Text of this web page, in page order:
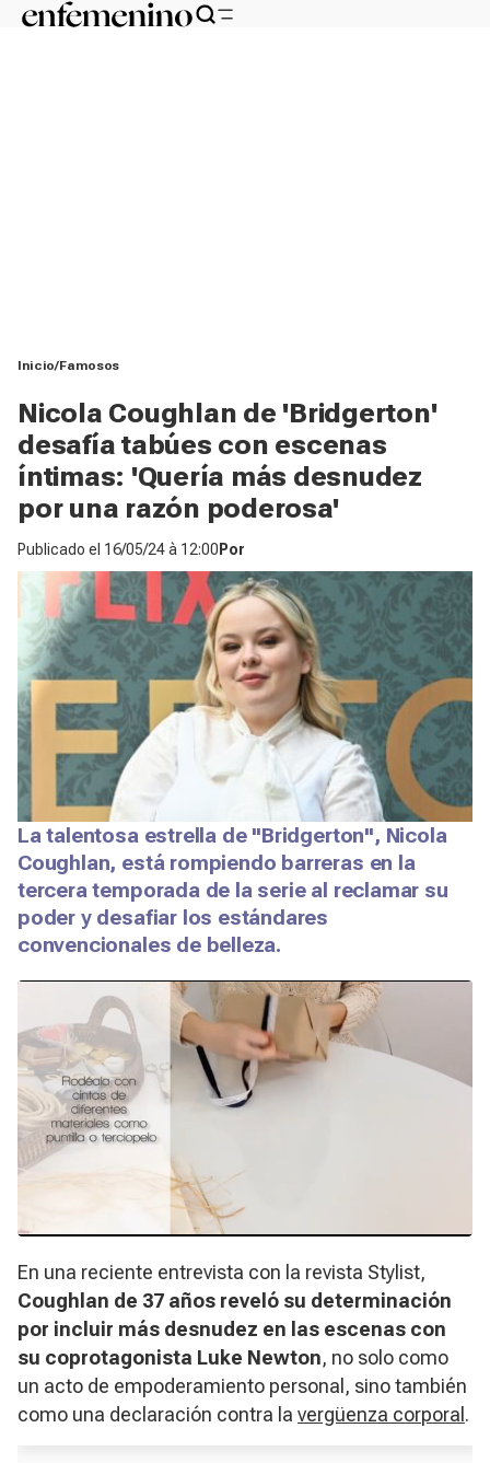
Inicio Famosos
Nicola Coughlan de 'Bridgerton'
desafía tabúes con escenas
íntimas: 'Quería más desnudez
por una razón poderosa'
Publicado el 16/05/24 à 12:00 Por
La talentosa estrella de "Bridgerton", Nicola
Coughlan, está rompiendo barreras en la
tercera temporada de la serie al reclamar su
poder y desafiar los estándares
convencionales de belleza.
En una reciente entrevista con la revista Stylist,
Coughlan de 37 años reveló su determinación
por incluir más desnudez en las escenas con
su coprotagonista Luke Newton, no solo como
un acto de empoderamiento personal, sino también
como una declaración contra la vergüenza corporal.